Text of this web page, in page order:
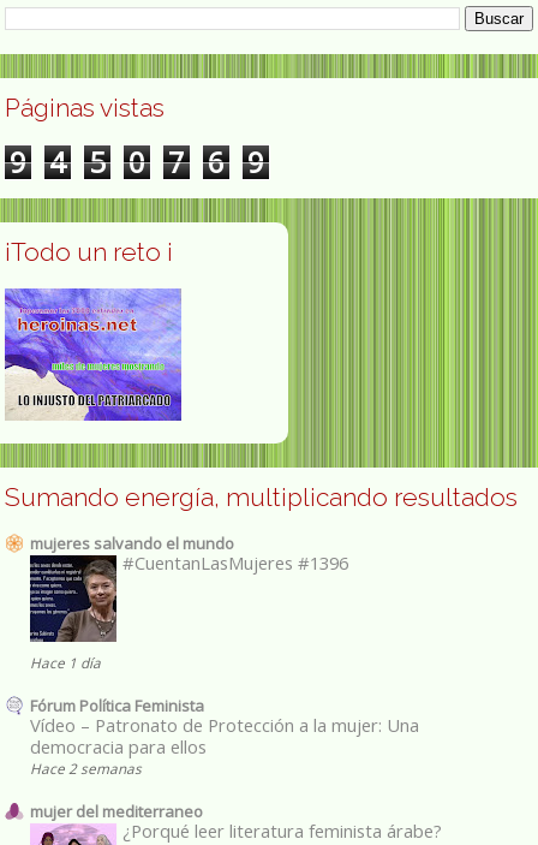
Páginas vistas
9 4 5 0 7 6 9
¡Todo un reto ¡
Sumando energía, multiplicando resultados
mujeres salvando el mundo
#CuentanLasMujeres #1396
Hace 1 día
Fórum Política Feminista
Vídeo – Patronato de Protección a la mujer: Una
democracia para ellos
Hace 2 semanas
mujer del mediterraneo
¿Porqué leer literatura feminista árabe?